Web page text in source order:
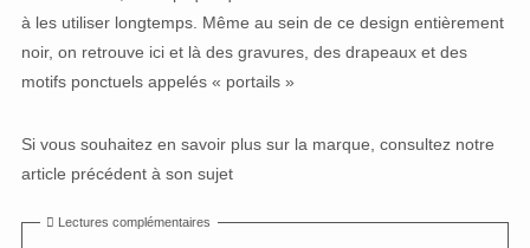
à les utiliser longtemps. Même au sein de ce design entièrement
noir, on retrouve ici et là des gravures, des drapeaux et des
motifs ponctuels appelés « portails »
Si vous souhaitez en savoir plus sur la marque, consultez notre
article précédent à son sujet
Lectures complémentaires